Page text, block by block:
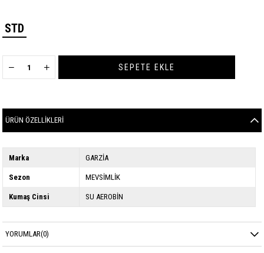
STD
ÜRÜN ÖZELLIKLERI
Marka GARZİA
Sezon MEVSİMLİK
Kumaş Cinsi SU AEROBİN
YORUMLAR(0)